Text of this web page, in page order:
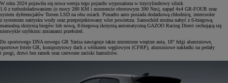
W roku 2024 pojawiła się nowa wersja tego pojazdu wyposażona w trzycylindrowy silnik
1.6 z turbodoładowaniem (o mocy 280 KM i momencie obrotowym 390 Nm), napęd 4x4 GR-FOUR oraz
system dyferencjałów Torsen LSD na obu osiach. Ponadto auto posiada dodatkową chłodnicę, intercooler
z systemem natrysku wody oraz przeprojektowany wlot powietrza. Samochód można nabyć z 6-biegową
manualną skrzynią biegów lub nową, 8-biegową skrzynią automatyczną GAZOO Racing Direct cechującą się
niezwykle szybkimi zmianami przełożeń.
Do sportowego DNA nowego GR Yarisa nawiązuje także zmienione wnętrze auta, 18" felgi aluminiowe,
sportowe fotele GR, kompozytowy dach z włóknem węglowym (CFRP), aluminiowe nakładki na pedały
i progi, drzwi bez ramek oraz czerwone zaciski hamulców.